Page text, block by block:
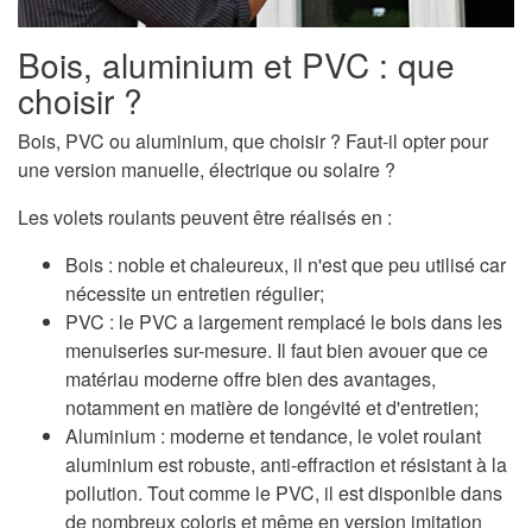
Bois, aluminium et PVC : que
choisir ?
Bois, PVC ou aluminium, que choisir ? Faut-il opter pour
une version manuelle, électrique ou solaire ?
Les volets roulants peuvent être réalisés en :
Bois : noble et chaleureux, il n'est que peu utilisé car
nécessite un entretien régulier;
PVC : le PVC a largement remplacé le bois dans les
menuiseries sur-mesure. Il faut bien avouer que ce
matériau moderne offre bien des avantages,
notamment en matière de longévité et d'entretien;
Aluminium : moderne et tendance, le volet roulant
aluminium est robuste, anti-effraction et résistant à la
pollution. Tout comme le PVC, il est disponible dans
de nombreux coloris et même en version imitation